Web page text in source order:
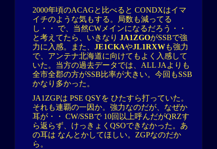
2000年頃のACAGと比べると CONDXはイマ
イチのような気もする。局数も減ってる
し・・ で、当然CWメインになるだろう・・
と考えてたら、いきなり JA1ZGOがSSBで強
力に入感。また、 JE1CKAやJL1RXWも強力
で、アンテナ北海道に向けてもよく入感して
いた。当方の過去データでは、ALL JAよりも
全市全郡の方がSSB比率が大きい。今回もSSB
かなり多かった。
JA1ZGPは PSE QSYを ひたすら打っていた。
それも連覇の一因か。強力なのだが、なぜか
耳が・・ CW/SSBで 10回以上呼んだがQRZす
ら返らず、けっきょくQSOできなかった。あ
の耳は なんとかしてほしい。ZGPなのだか
ら。